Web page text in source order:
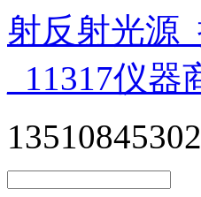
13510845302